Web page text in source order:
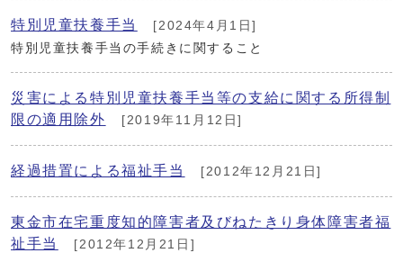
特別児童扶養手当
[2024年4月1日]
特別児童扶養手当の手続きに関すること
災害による特別児童扶養手当等の支給に関する所得制
限の適用除外
[2019年11月12日]
経過措置による福祉手当 [2012年12月21日]
東金市在宅重度知的障害者及びねたきり身体障害者福
祉手当
[2012年12月21日]